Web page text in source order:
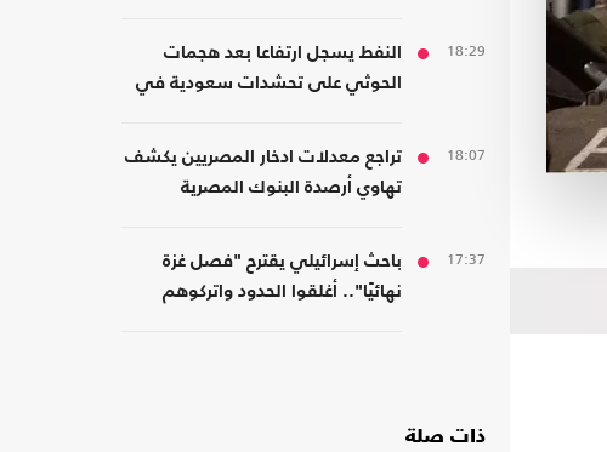
18:29
النفط يسجل ارتفاعا بعد هجمات
الحوثي على تحشدات سعودية في
18:07
تراجع معدلات ادخار المصريين يكشف
تهاوي أرصدة البنوك المصرية
17:37
باحث إسرائيلي يقترح "فصل غزة
نهائيًا".. أغلقوا الحدود واتركوهم
ذات صلة